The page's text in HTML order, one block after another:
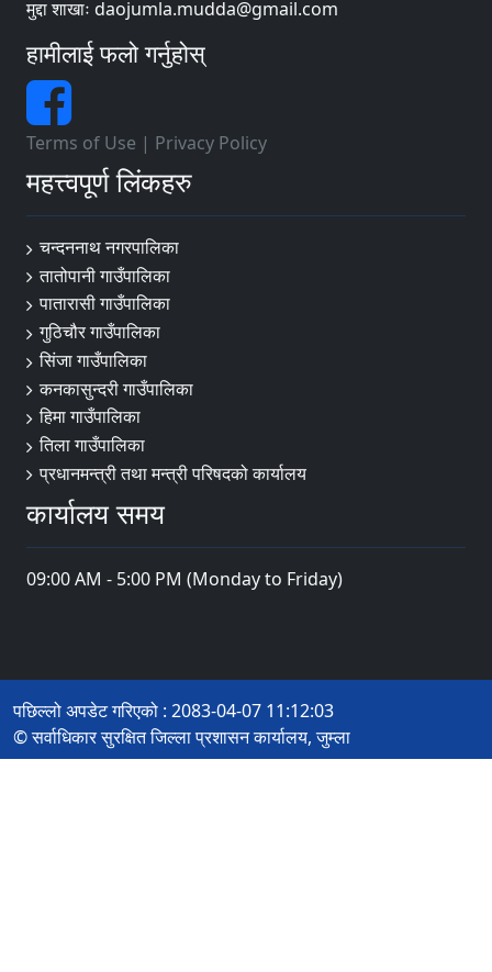
मुद्दा शाखाः daojumla.mudda@gmail.com
हामीलाई फलो गर्नुहोस्
Terms of Use | Privacy Policy
महत्त्वपूर्ण लिंकहरु
चन्दननाथ नगरपालिका
तातोपानी गाउँपालिका
पातारासी गाउँपालिका
गुठिचौर गाउँपालिका
सिंजा गाउँपालिका
कनकासुन्दरी गाउँपालिका
हिमा गाउँपालिका
तिला गाउँपालिका
प्रधानमन्त्री तथा मन्त्री परिषदको कार्यालय
कार्यालय समय
09:00 AM - 5:00 PM (Monday to Friday)
पछिल्लो अपडेट गरिएको : 2083-04-07 11:12:03
© सर्वाधिकार सुरक्षित जिल्ला प्रशासन कार्यालय, जुम्ला